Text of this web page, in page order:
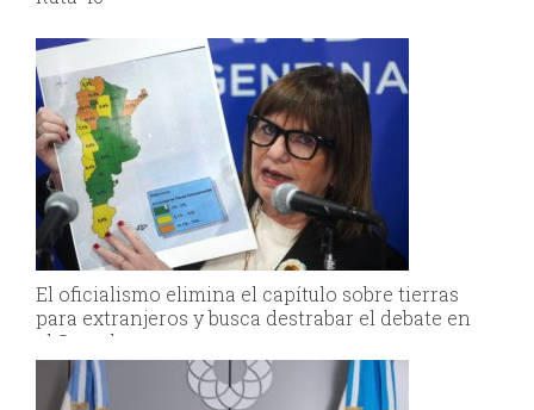
El oficialismo elimina el capítulo sobre tierras
para extranjeros y busca destrabar el debate en
el Senado